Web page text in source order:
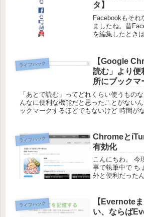
タ】
Facebookもそれ
ましたね。昔
を編集したとき
ことを思い出し
Facebookでちょ
ライフハック
【Google
読む」より
所にブックマ
ANCHORー
「あとで読む」ってどれくらい使うもの
んなに便利な機能だと思ったことがない
ックマークするほどでもないけど 時間が
ライフハック
Chromeと
有効化
こんにちわ。 今
事で執筆中で ち
外と便利だった
索するとき、
を 見るってこと
ライフハック
【Evernote
い、ならば